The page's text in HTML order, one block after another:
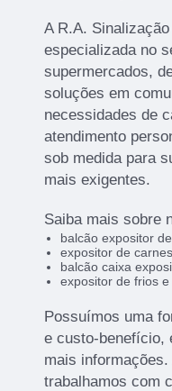
A R.A.
especializada no
supermercados,
soluções em
necessidades de
atendimento
sob medida para
mais exigentes.
Saiba mais sobre
balcão expositor
expositor de
balcão caixa
expositor de frios
Possuímos uma
e custo-benefício,
mais
trabalhamos com